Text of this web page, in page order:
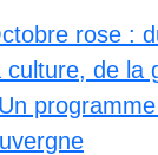
rose :
culture, de la